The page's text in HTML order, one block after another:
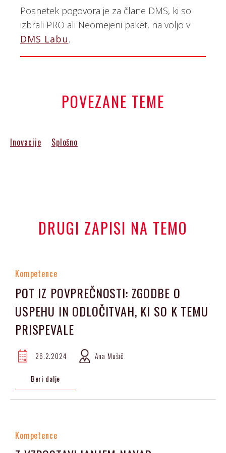
Posnetek pogovora je za člane DMS, ki so
izbrali PRO ali Neomejeni paket, na voljo v
DMS Labu.
POVEZANE TEME
Inovacije Splošno
DRUGI ZAPISI NA TEMO
Kompetence
POT IZ POVPREČNOSTI: ZGODBE O
USPEHU IN ODLOČITVAH, KI SO K TEMU
PRISPEVALE
26.2.2024 Ana Mušič
Beri dalje
Kompetence